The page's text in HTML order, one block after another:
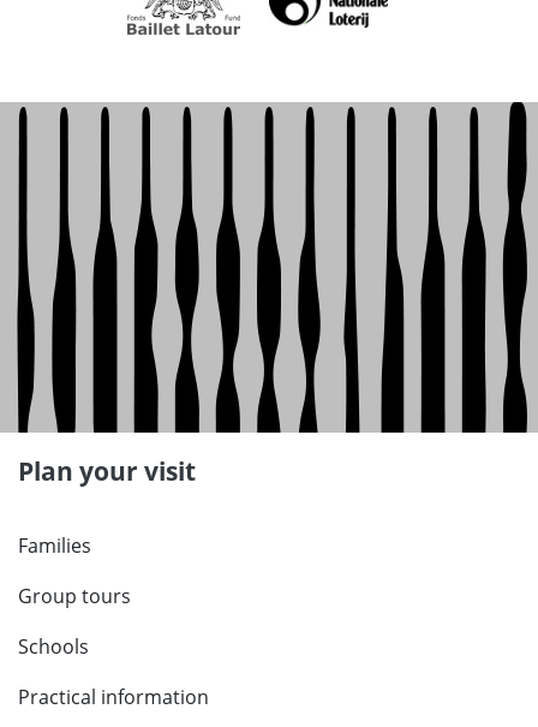
Plan your visit
Families
Group tours
Schools
Practical information